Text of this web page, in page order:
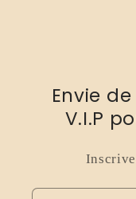
Envie
V.I.P